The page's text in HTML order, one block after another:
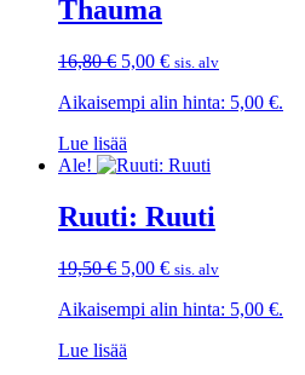
Thauma
16,80€ Alkuperäinen
oli:
5,00 €Nykyinen
on:
sis. alv
Aikaisempi alin hinta: 5,00 €.
Lue lisää
Ale!
Ruuti: Ruuti
19,50€ Alkuperäinen
oli:
5,00 €Nykyinen
on:
sis. alv
Aikaisempi alin hinta: 5,00 €.
Lue lisää